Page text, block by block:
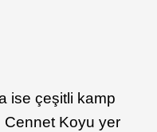
ise çeşitli kamp
Cennet Koyu yer